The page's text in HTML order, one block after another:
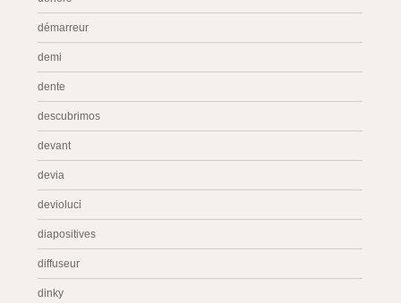
démarreur
demi
dente
descubrimos
devant
devia
devioluci
diapositives
diffuseur
dinky